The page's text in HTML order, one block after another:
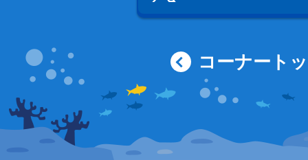
コーナート